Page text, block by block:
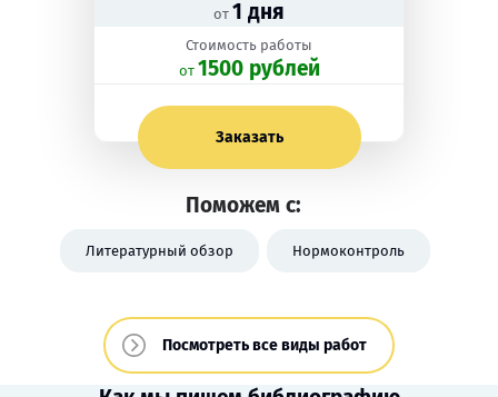
от 1 дня
Стоимость работы
oт 1500 рублей
Заказать
Поможем с:
Литературный обзор Нормоконтроль
Посмотреть все виды работ